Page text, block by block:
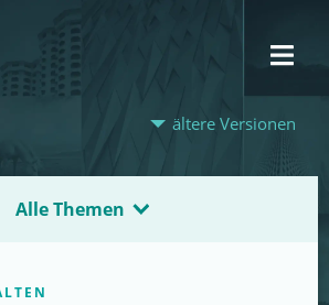
ältere Versionen
Alle Themen